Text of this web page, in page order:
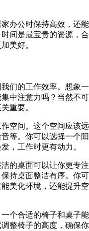
办公时保持高效，还能
间是最宝贵的资源，合
美好。
们的工作效率。想象一
中注意力吗？当然不可
重要。
空间。这个空间应该远
等。你可以选择一个阳
，工作时更有动力。
的桌面可以让你更专注
持桌面整洁有序。你可
美化环境，还能提升空
个合适的椅子和桌子能
整椅子的高度，确保你